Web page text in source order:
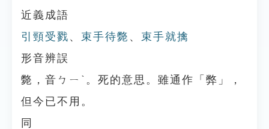
近義成語
引頸受戮 、 束手待斃 、 束手就擒
形音辨誤
斃，音ㄅㄧˋ。死的意思。雖通作「弊」，
但今已不用。
同